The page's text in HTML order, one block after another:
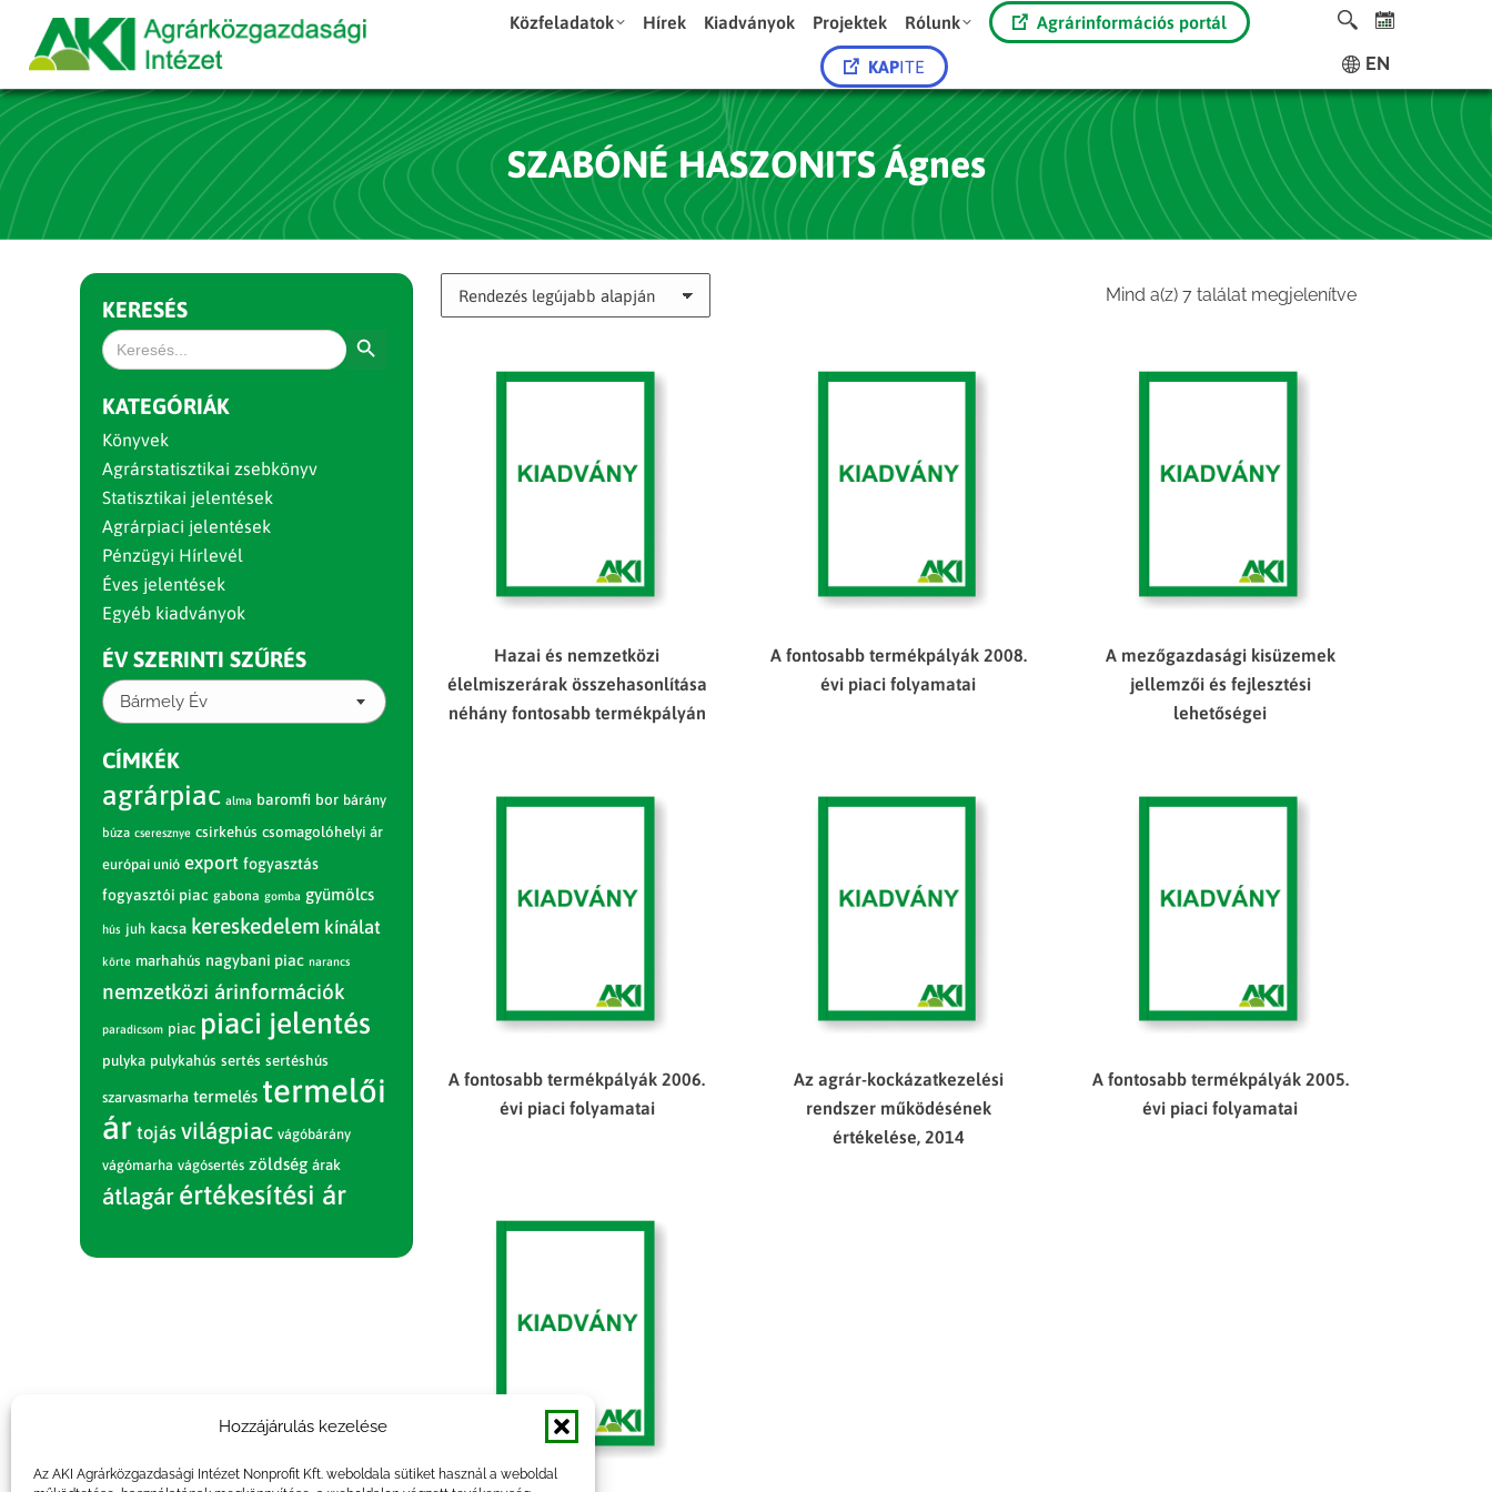
Hozzájárulás kezelése
Az AKI Agrárközgazdasági Intézet Nonprofit Kft. weboldala sütiket használ a weboldal
Közfeladatok Hírek Kiadványok Projektek Rólunk Agrárinformációs portál
KAPITE EN
SZABÓNÉ HASZONITS Ágnes
Mind a(z) 7 találat megjelenítveSorted
Hazai és nemzetközi
élelmiszerárak összehasonlítása
néhány fontosabb termékpályán
A fontosabb termékpályák 2008.
évi piaci folyamatai
A mezőgazdasági kisüzemek
jellemzői és fejlesztési
lehetőségei
A fontosabb termékpályák 2006.
évi piaci folyamatai
Az agrár-kockázatkezelési
rendszer működésének
értékelése, 2014
A fontosabb termékpályák 2005.
évi piaci folyamatai
KERESÉS
Search
for:
KATEGÓRIÁK
Könyvek
Agrárstatisztikai zsebkönyv
Statisztikai jelentések
Agrárpiaci jelentések
Pénzügyi Hírlevél
Éves jelentések
Egyéb kiadványok
ÉV SZERINTI SZŰRÉS
Bármely Év
CÍMKÉK
agrárpiac alma baromfi bor bárány
búza cseresznye csirkehús csomagolóhelyi ár
európai unió export fogyasztás
fogyasztói piac gabona gomba gyümölcs
hús juh kacsa kereskedelem kínálat
körte marhahús nagybani piac narancs
nemzetközi árinformációk
paradicsom piac piaci jelentés
pulyka pulykahús sertés sertéshús
szarvasmarha termelés termelői
ár tojás világpiac vágóbárány
vágómarha vágósertés zöldség árak
átlagár értékesítési ár